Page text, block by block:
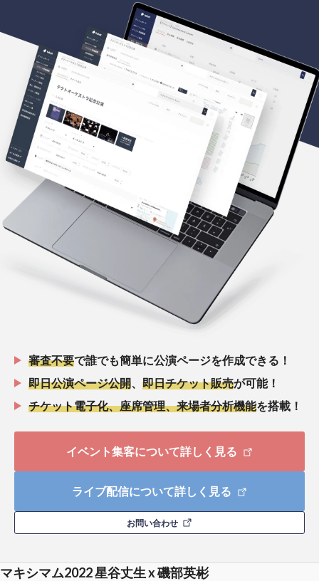
審査不要で誰でも簡単に公演ページを作成できる！
即日公演ページ公開
即日チケット販売が可能！
チケット電子化、座席管理、来場者分析機能を搭載！
イベント集客について詳しく見る
ライブ配信について詳しく見る
お問い合わせ
マキシマム2022 星谷丈生 x 磯部英彬